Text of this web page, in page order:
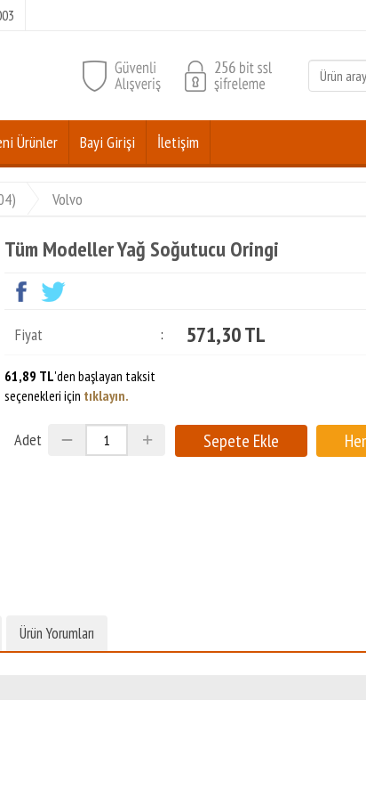
Ürünler Bayi Girişi İletişim
Volvo
Tüm Modeller Yağ Soğutucu Oringi
Fiyat : 571,30 TL
61,89 TL'den başlayan taksit
seçenekleri için tıklayın.
Adet
Ürün Yorumları